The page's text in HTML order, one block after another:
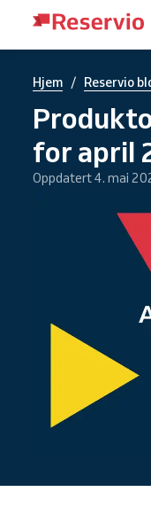
Hjem / Reservio
for april
Oppdatert 4. mai